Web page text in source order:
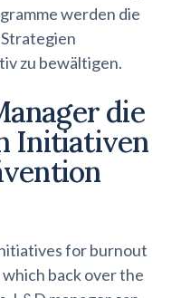
werden die
zu bewältigen.
die
Initiativen
for burnout
back over the